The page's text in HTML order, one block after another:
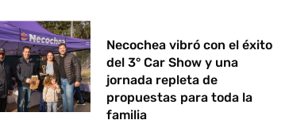
Necochea vibró con el éxito
del 3° Car Show y una
jornada repleta de
propuestas para toda la
familia